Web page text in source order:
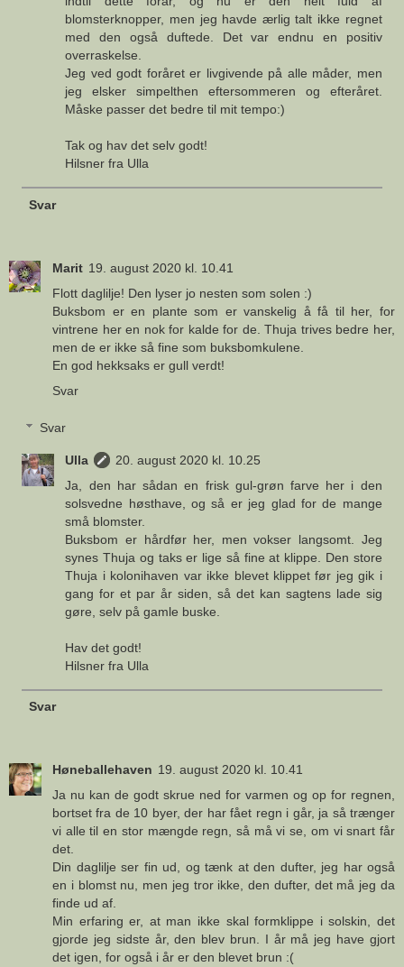
blomsterknopper, men jeg havde ærlig talt ikke regnet
med den også duftede. Det var endnu en positiv
overraskelse.
Jeg ved godt foråret er livgivende på alle måder, men
jeg elsker simpelthen eftersommeren og efteråret.
Måske passer det bedre til mit tempo:)
Tak og hav det selv godt!
Hilsner fra Ulla
Svar
Marit 19. august 2020 kl. 10.41
Flott daglilje! Den lyser jo nesten som solen :)
Buksbom er en plante som er vanskelig å få til her, for
vintrene her en nok for kalde for de. Thuja trives bedre her,
men de er ikke så fine som buksbomkulene.
En god hekksaks er gull verdt!
Svar
Svar
Ulla
20. august 2020 kl. 10.25
Ja, den har sådan en frisk gul-grøn farve her i den
solsvedne høsthave, og så er jeg glad for de mange
små blomster.
Buksbom er hårdfør her, men vokser langsomt. Jeg
synes Thuja og taks er lige så fine at klippe. Den store
Thuja i kolonihaven var ikke blevet klippet før jeg gik i
gang for et par år siden, så det kan sagtens lade sig
gøre, selv på gamle buske.
Hav det godt!
Hilsner fra Ulla
Svar
Høneballehaven 19. august 2020 kl. 10.41
Ja nu kan de godt skrue ned for varmen og op for regnen,
bortset fra de 10 byer, der har fået regn i går, ja så trænger
vi alle til en stor mængde regn, så må vi se, om vi snart får
det.
Din daglilje ser fin ud, og tænk at den dufter, jeg har også
en i blomst nu, men jeg tror ikke, den dufter, det må jeg da
finde ud af.
Min erfaring er, at man ikke skal formklippe i solskin, det
gjorde jeg sidste år, den blev brun. I år må jeg have gjort
det igen, for også i år er den blevet brun :(